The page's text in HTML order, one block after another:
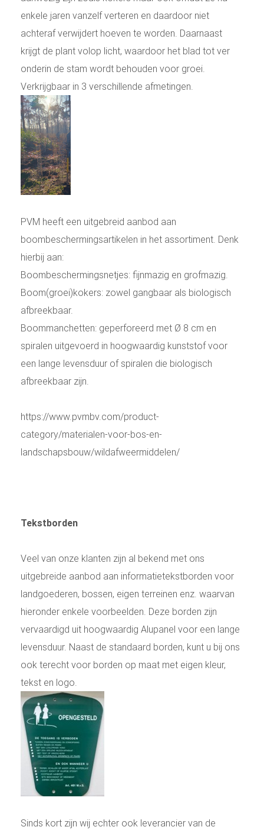
enkele jaren vanzelf verteren en daardoor niet
achteraf verwijdert hoeven te worden. Daarnaast
krijgt de plant volop licht, waardoor het blad tot ver
onderin de stam wordt behouden voor groei.
Verkrijgbaar in 3 verschillende afmetingen.
PVM heeft een uitgebreid aanbod aan
boombeschermingsartikelen in het assortiment. Denk
hierbij aan:
Boombeschermingsnetjes: fijnmazig en grofmazig.
Boom(groei)kokers: zowel gangbaar als biologisch
afbreekbaar.
Boommanchetten: geperforeerd met Ø 8 cm en
spiralen uitgevoerd in hoogwaardig kunststof voor
een lange levensduur of spiralen die biologisch
afbreekbaar zijn.
https://www.pvmbv.com/product-
category/materialen-voor-bos-en-
landschapsbouw/wildafweermiddelen/
Tekstborden
Veel van onze klanten zijn al bekend met ons
uitgebreide aanbod aan informatietekstborden voor
landgoederen, bossen, eigen terreinen enz. waarvan
hieronder enkele voorbeelden. Deze borden zijn
vervaardigd uit hoogwaardig Alupanel voor een lange
levensduur. Naast de standaard borden, kunt u bij ons
ook terecht voor borden op maat met eigen kleur,
tekst en logo.
Sinds kort zijn wij echter ook leverancier van de